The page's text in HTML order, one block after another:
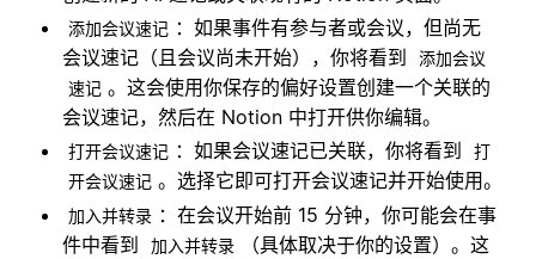
添加会议速记 ：如果事件有参与者或会议，但尚无
会议速记（且会议尚未开始），你将看到
添加会议
速记 。这会使用你保存的偏好设置创建一个关联的
会议速记，然后在 Notion 中打开供你编辑。
打开会议速记 ：如果会议速记已关联，你将看到
打
开会议速记 。选择它即可打开会议速记并开始使用。
加入并转录 ：在会议开始前 15 分钟，你可能会在事
件中看到
加入并转录
（具体取决于你的设置）。这